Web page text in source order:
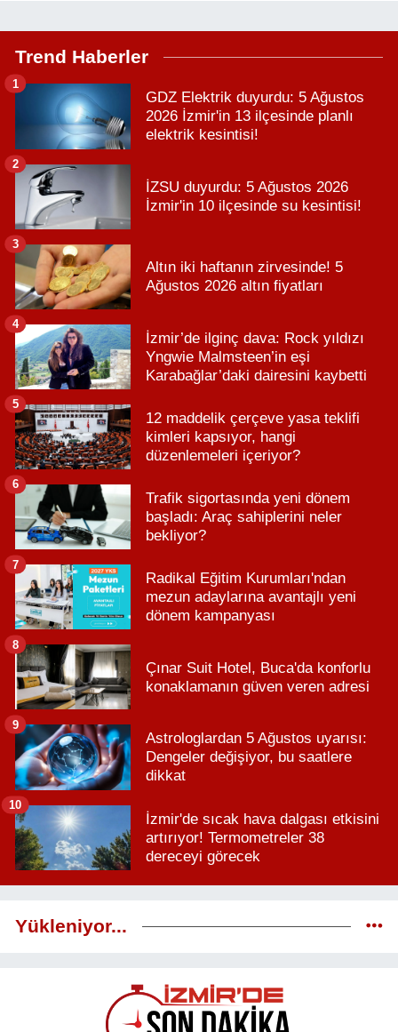
Trend Haberler
GDZ Elektrik duyurdu: 5 Ağustos
2026 İzmir'in 13 ilçesinde planlı
elektrik kesintisi!
1
İZSU duyurdu: 5 Ağustos 2026
İzmir'in 10 ilçesinde su kesintisi!
2
Altın iki haftanın zirvesinde! 5
Ağustos 2026 altın fiyatları
3
İzmir’de ilginç dava: Rock yıldızı
Yngwie Malmsteen’in eşi
Karabağlar’daki dairesini kaybetti
4
12 maddelik çerçeve yasa teklifi
kimleri kapsıyor, hangi
düzenlemeleri içeriyor?
5
Trafik sigortasında yeni dönem
başladı: Araç sahiplerini neler
bekliyor?
6
Radikal Eğitim Kurumları'ndan
mezun adaylarına avantajlı yeni
dönem kampanyası
7
Çınar Suit Hotel, Buca'da konforlu
konaklamanın güven veren adresi
8
Astrologlardan 5 Ağustos uyarısı:
Dengeler değişiyor, bu saatlere
dikkat
9
İzmir'de sıcak hava dalgası etkisini
artırıyor! Termometreler 38
dereceyi görecek
10
Yükleniyor...